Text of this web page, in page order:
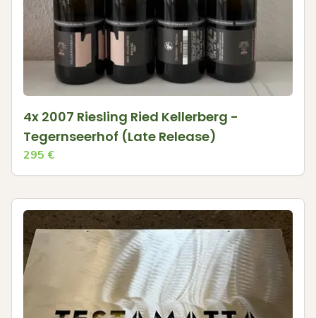
4x 2007 Riesling Ried Kellerberg -
Tegernseerhof (Late Release)
295 €